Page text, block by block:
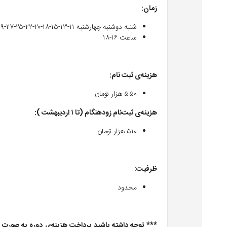
زمان:
شنبه دوشنبه چهارشنبه ۱۱-۱۳-۱۵-۱۸-۲۰-۲۲-۲۵-۲۷-۲۹ اردیبهشت
ساعت ۱۶-۱۸
هزینه‌ی ثبت نام:
۵۵۰ هزار تومان
هزینه‌ی ثبت‌نام زودهنگام (تا ۱ اردیبهشت ):
۵۱۰ هزار تومان
ظرفیت:
محدود